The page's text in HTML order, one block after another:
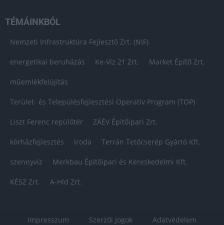
TÉMÁINKBÓL
Nemzeti Infrastruktúra Fejlesztő Zrt. (NIF)
energetikai beruházás Ke-Víz 21 Zrt. Market Építő Zrt.
műemlékfelújítás
Terület- és Településfejlesztési Operatív Program (TOP)
Liszt Ferenc repülőtér ZÁÉV Építőipari Zrt.
kórházfejlesztés iroda Terrán Tetőcserép Gyártó Kft.
szennyvíz Merkbau Építőipari és Kereskedelmi Kft.
KÉSZ Zrt. A-Híd Zrt.
Impresszum Szerzői Jogok Adatvédelem